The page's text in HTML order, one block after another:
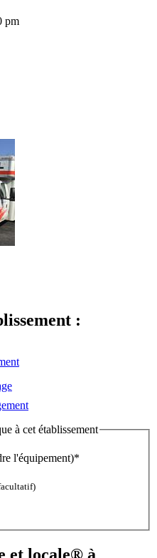
pm
:
à cet établissement
l'équipement)*